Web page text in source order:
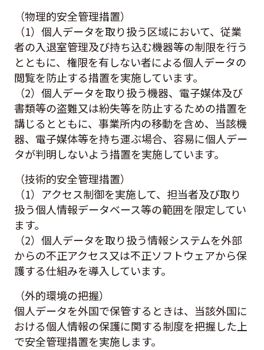
（物理的安全管理措置）
（1）個人データを取り扱う区域において、従業
者の入退室管理及び持ち込む機器等の制限を行う
とともに、権限を有しない者による個人データの
閲覧を防止する措置を実施しています。
（2）個人データを取り扱う機器、電子媒体及び
書類等の盗難又は紛失等を防止するための措置を
講じるとともに、事業所内の移動を含め、当該機
器、電子媒体等を持ち運ぶ場合、容易に個人デー
タが判明しないよう措置を実施しています。
（技術的安全管理措置）
（1）アクセス制御を実施して、担当者及び取り
扱う個人情報データベース等の範囲を限定してい
ます。
（2）個人データを取り扱う情報システムを外部
からの不正アクセス又は不正ソフトウェアから保
護する仕組みを導入しています。
（外的環境の把握）
個人データを外国で保管するときは、当該外国に
おける個人情報の保護に関する制度を把握した上
で安全管理措置を実施します。